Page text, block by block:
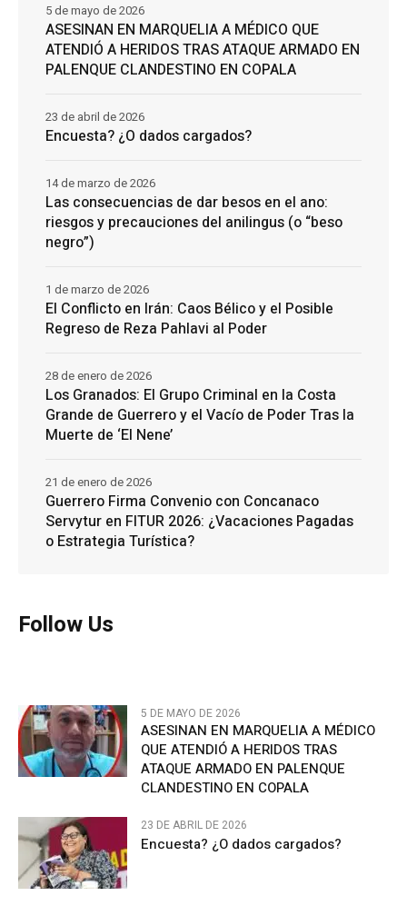
ASESINAN EN MARQUELIA A MÉDICO QUE
ATENDIÓ A HERIDOS TRAS ATAQUE ARMADO EN
PALENQUE CLANDESTINO EN COPALA
5 de mayo de 2026
Encuesta? ¿O dados cargados?
23 de abril de 2026
Las consecuencias de dar besos en el ano:
riesgos y precauciones del anilingus (o “beso
negro”)
14 de marzo de 2026
El Conflicto en Irán: Caos Bélico y el Posible
Regreso de Reza Pahlavi al Poder
1 de marzo de 2026
Los Granados: El Grupo Criminal en la Costa
Grande de Guerrero y el Vacío de Poder Tras la
Muerte de ‘El Nene’
28 de enero de 2026
Guerrero Firma Convenio con Concanaco
Servytur en FITUR 2026: ¿Vacaciones Pagadas
o Estrategia Turística?
21 de enero de 2026
Follow Us
5 DE MAYO DE 2026
ASESINAN EN MARQUELIA A MÉDICO
QUE ATENDIÓ A HERIDOS TRAS
ATAQUE ARMADO EN PALENQUE
CLANDESTINO EN COPALA
23 DE ABRIL DE 2026
Encuesta? ¿O dados cargados?